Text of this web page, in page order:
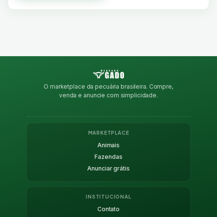
O marketplace da pecuária brasileira. Compre,
venda e anuncie com simplicidade.
MARKETPLACE
Animais
Fazendas
Anunciar grátis
INSTITUCIONAL
Contato